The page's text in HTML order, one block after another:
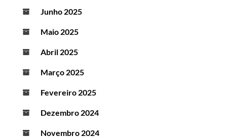
Junho 2025
Maio 2025
Abril 2025
Março 2025
Fevereiro 2025
Dezembro 2024
Novembro 2024